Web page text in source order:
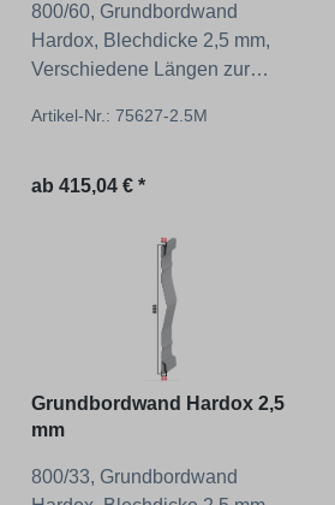
800/60, Grundbordwand
Hardox, Blechdicke 2,5 mm,
Verschiedene Längen zur
Artikel-Nr.: 75627-2.5M
Regulärer Preis:
ab 415,04 € *
Grundbordwand Hardox 2,5
mm
800/33, Grundbordwand